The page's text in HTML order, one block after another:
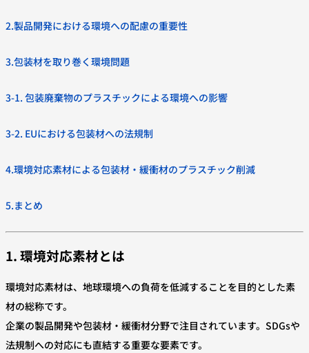
2.製品開発における環境への配慮の重要性
3.包装材を取り巻く環境問題
3-1. 包装廃棄物のプラスチックによる環境への影響
3-2. EUにおける包装材への法規制
4.環境対応素材による包装材・緩衝材のプラスチック削減
5.まとめ
1. 環境対応素材とは
環境対応素材は、地球環境への負荷を低減することを目的とした素
材の総称です。
企業の製品開発や包装材・緩衝材分野で注目されています。SDGsや
法規制への対応にも直結する重要な要素です。